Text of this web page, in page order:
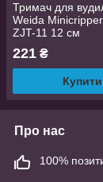
Тримач для
Weida
ZJT-11 12 см
221 ₴
Купити
Про нас
100%